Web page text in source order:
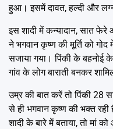
हुआ। इसमें दावत, हल्दी और
इस शादी में कन्यादान, सात फेरे
ने भगवान कृष्ण की मूर्ति को
सजाया गया। पिंकी के बहनोई के
गांव के लोग बाराती बनकर
उम्र की बात करें तो पिंकी 28
से ही भगवान कृष्ण की भक्त
शादी के बारे में बताया, तो मां